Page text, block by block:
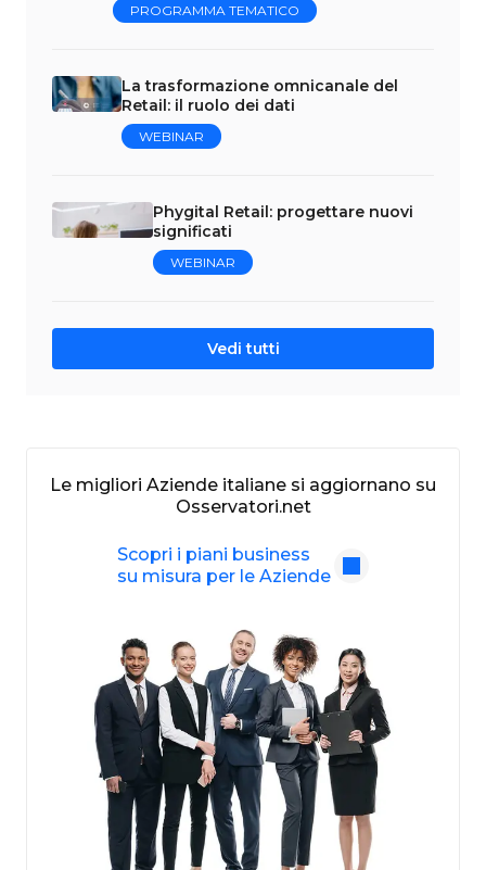
PROGRAMMA TEMATICO
La trasformazione omnicanale del
Retail: il ruolo dei dati
WEBINAR
Phygital Retail: progettare nuovi
significati
WEBINAR
Vedi tutti
Le migliori Aziende italiane si aggiornano su
Osservatori.net
Scopri i piani business
su misura per le Aziende